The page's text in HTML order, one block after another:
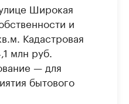
Широкая
и
Кадастровая
млн руб.
— для
бытового